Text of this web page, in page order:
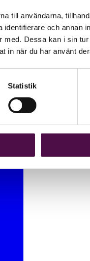
till användarna,
och annan
Dessa kan i sin
in när du har använt
Statistik